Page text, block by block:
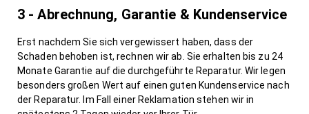
3 - Abrechnung, Garantie & Kundenservice
Erst nachdem Sie sich vergewissert haben, dass der
Schaden behoben ist, rechnen wir ab. Sie erhalten bis zu 24
Monate Garantie auf die durchgeführte Reparatur. Wir legen
besonders großen Wert auf einen guten Kundenservice nach
der Reparatur. Im Fall einer Reklamation stehen wir in